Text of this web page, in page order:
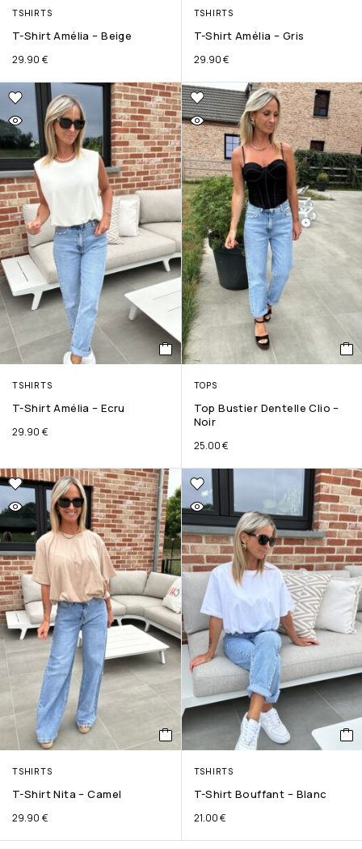
TSHIRTS
T-Shirt Amélia – Beige
29.90 €
TSHIRTS
T-Shirt Amélia – Gris
29.90€
TSHIRTS
T-Shirt Amélia – Ecru
29.90 €
TOPS
Top Bustier Dentelle Clio –
Noir
25.00€
TSHIRTS
T-Shirt Nita – Camel
29.90 €
TSHIRTS
T-Shirt Bouffant – Blanc
21.00€